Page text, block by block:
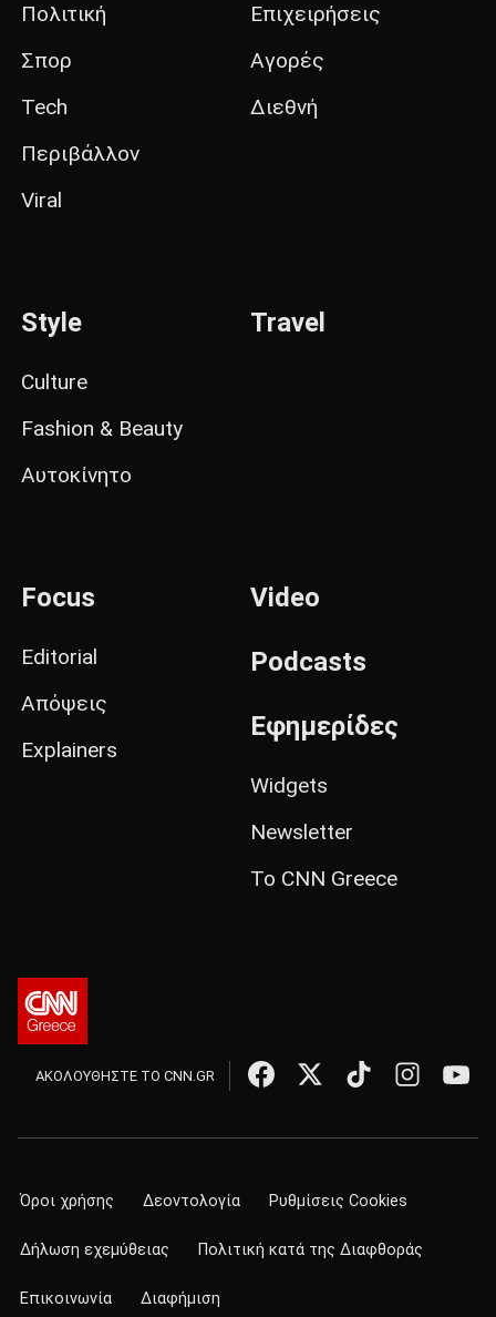
Πολιτική
Σπορ
Tech
Περιβάλλον
Viral
Επιχειρήσεις
Αγορές
Διεθνή
Style
Culture
Fashion & Beauty
Αυτοκίνητο
Travel
Focus
Editorial
Απόψεις
Explainers
Video
Podcasts
Εφημερίδες
Widgets
Newsletter
Το CNN Greece
ΑΚΟΛΟΥΘΗΣΤΕ ΤΟ CNN.GR
Όροι χρήσης Δεοντολογία Ρυθμίσεις Cookies
Δήλωση εχεμύθειας Πολιτική κατά της Διαφθοράς
Επικοινωνία Διαφήμιση